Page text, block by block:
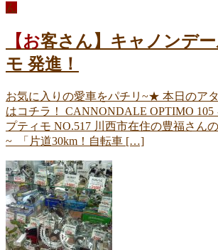
ん
【お客さん】キャノンデール オプティ
モ 発進！
お気に入りの愛車をパチリ~★ 本日のア
はコチラ！ CANNONDALE OPTIMO 105
プティモ NO.517 川西市在住の豊福さん
~ 「片道30km！自転車 […]